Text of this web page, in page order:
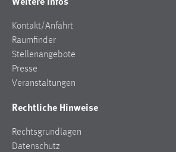
Kontakt/Anfahrt
Raumfinder
Stellenangebote
Presse
Veranstaltungen
Rechtliche Hinweise
Rechtsgrundlagen
Datenschutz